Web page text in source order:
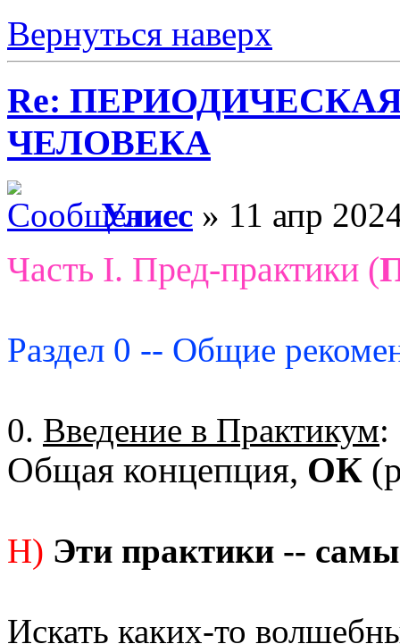
Вернуться наверх
Re:
ЧЕЛОВЕКА
Улисс » 11 апр
Часть I. Пред-практики (
Раздел 0 -- Общие
0. Введение в Практикум:
Общая концепция, ОК
Н) Эти практики --
Искать каких-то